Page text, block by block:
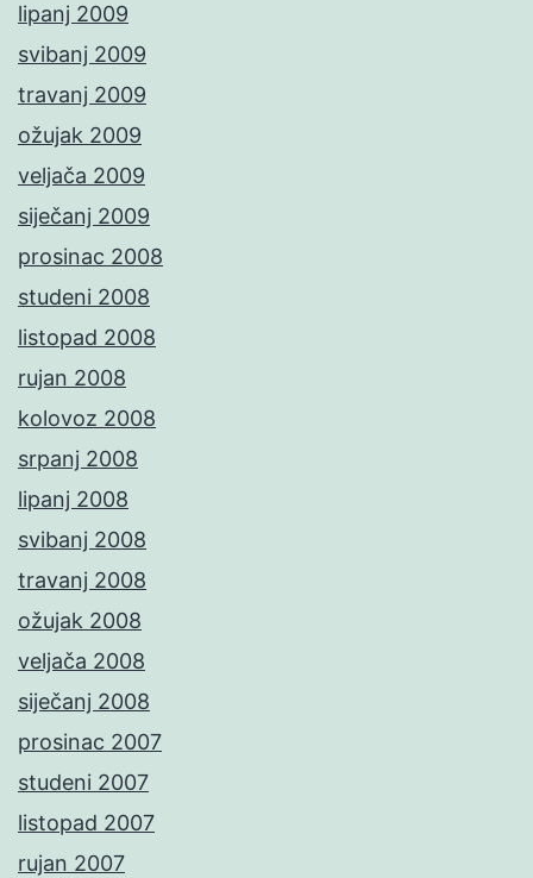
lipanj 2009
svibanj 2009
travanj 2009
ožujak 2009
veljača 2009
siječanj 2009
prosinac 2008
studeni 2008
listopad 2008
rujan 2008
kolovoz 2008
srpanj 2008
lipanj 2008
svibanj 2008
travanj 2008
ožujak 2008
veljača 2008
siječanj 2008
prosinac 2007
studeni 2007
listopad 2007
rujan 2007